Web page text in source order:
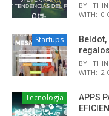
BY:
WITH: 0
Startups
regalos
BY:
WITH: 2
Tecnología
APPS